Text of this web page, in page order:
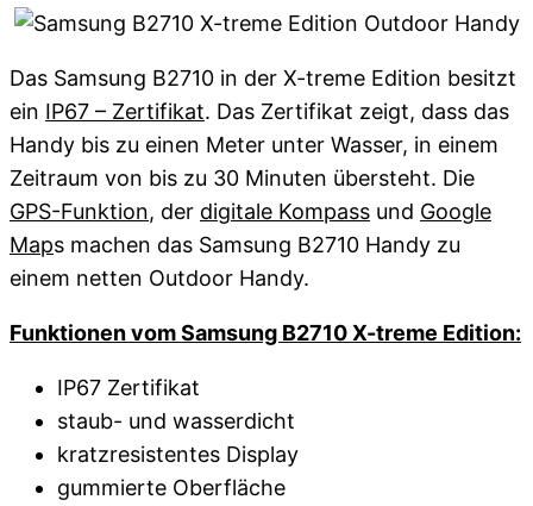
Das Samsung B2710 in der X-treme Edition besitzt
ein IP67 – Zertifikat. Das Zertifikat zeigt, dass das
Handy bis zu einen Meter unter Wasser, in einem
Zeitraum von bis zu 30 Minuten übersteht. Die
GPS-Funktion, der digitale Kompass und Google
Maps machen das Samsung B2710 Handy zu
einem netten Outdoor Handy.
Funktionen vom Samsung B2710 X-treme Edition:
IP67 Zertifikat
staub- und wasserdicht
kratzresistentes Display
gummierte Oberfläche